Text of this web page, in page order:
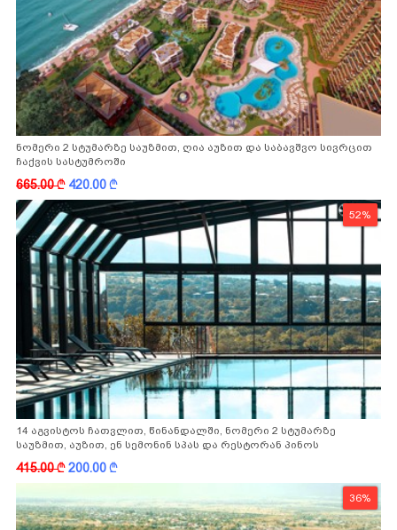
ნომერი 2 სტუმარზე საუზმით, ღია აუზით და საბავშვო სივრცით
ჩაქვის სასტუმროში
665.00k 420.00k
52%
14 აგვისტოს ჩათვლით, წინანდალში, ნომერი 2 სტუმარზე
საუზმით, აუზით, ენ სემონინ სპას და რესტორან პინოს
ფასდაკლებით
415.00k200.00k
36%